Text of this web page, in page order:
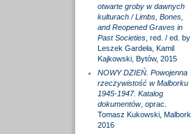
otwarte groby w dawnych
kulturach / Limbs, Bones,
and Reopened Graves in
Past Societies, red. / ed. by
Leszek Gardeła, Kamil
Kajkowski, Bytów, 2015
NOWY DZIEŃ. Powojenna
rzeczywistość w Malborku
1945-1947. Katalog
dokumentów, oprac.
Tomasz Kukowski, Malbork,
2016